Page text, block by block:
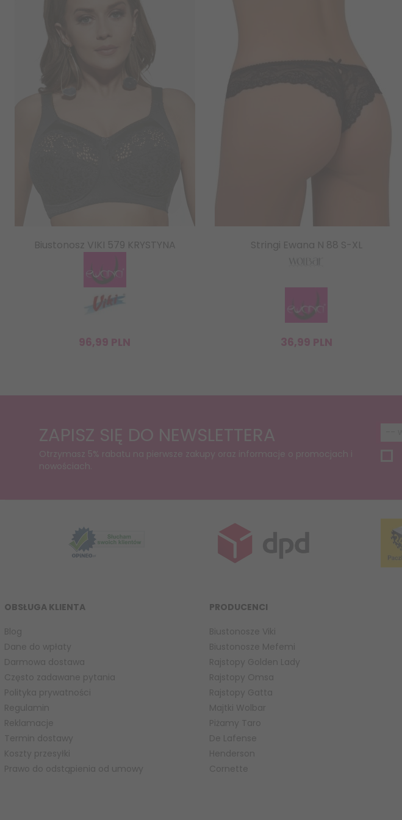
Biustonosz VIKI 579 KRYSTYNA
96,99 PLN
Stringi Ewana N 88 S-XL
36,99 PLN
ZAPISZ SIĘ DO NEWSLETTERA
Otrzymasz 5% rabatu na pierwsze zakupy oraz informacje o promocjach i
nowościach.
OBSŁUGA KLIENTA
Blog
Dane do wpłaty
Darmowa dostawa
Często zadawane pytania
Polityka prywatności
Regulamin
Reklamacje
Termin dostawy
Koszty przesyłki
Prawo do odstąpienia od umowy
PRODUCENCI
Biustonosze Viki
Biustonosze Mefemi
Rajstopy Golden Lady
Rajstopy Omsa
Rajstopy Gatta
Majtki Wolbar
Piżamy Taro
De Lafense
Henderson
Cornette